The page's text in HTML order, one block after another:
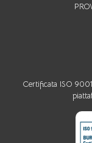
Certificata ISO